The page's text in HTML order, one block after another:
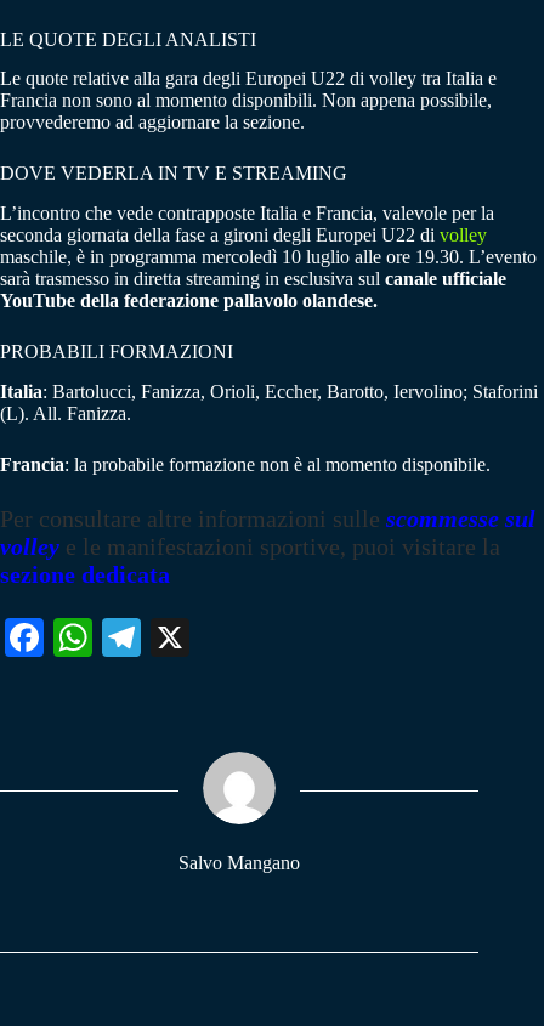
LE QUOTE DEGLI ANALISTI
Le quote relative alla gara degli Europei U22 di volley tra Italia e
Francia non sono al momento disponibili. Non appena possibile,
provvederemo ad aggiornare la sezione.
DOVE VEDERLA IN TV E STREAMING
L’incontro che vede contrapposte Italia e Francia, valevole per la
seconda giornata della fase a gironi degli Europei U22 di volley
maschile, è in programma mercoledì 10 luglio alle ore 19.30. L’evento
sarà trasmesso in diretta streaming in esclusiva sul canale ufficiale
YouTube della federazione pallavolo olandese.
PROBABILI FORMAZIONI
Italia: Bartolucci, Fanizza, Orioli, Eccher, Barotto, Iervolino; Staforini
(L). All. Fanizza.
Francia: la probabile formazione non è al momento disponibile.
Per consultare altre informazioni sulle scommesse sul
volley e le manifestazioni sportive, puoi visitare la
sezione dedicata
Fa W
pp
Te
m
Salvo Mangano